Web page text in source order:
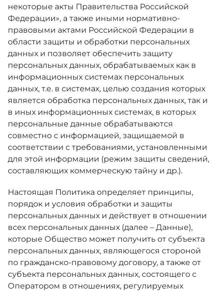
некоторые акты Правительства Российской
Федерации», а также иными нормативно-
правовыми актами Российской Федерации в
области защиты и обработки персональных
данных и позволяет обеспечить защиту
персональных данных, обрабатываемых как в
информационных системах персональных
данных, т.е. в системах, целью создания которых
является обработка персональных данных, так и
в иных информационных системах, в которых
персональные данные обрабатываются
совместно с информацией, защищаемой в
соответствии с требованиями, установленными
для этой информации (режим защиты сведений,
составляющих коммерческую тайну и др.).
Настоящая Политика определяет принципы,
порядок и условия обработки и защиты
персональных данных и действует в отношении
всех персональных данных (далее – Данные),
которые Общество может получить от субъекта
персональных данных, являющегося стороной
по гражданско-правовому договору, а также от
субъекта персональных данных, состоящего с
Оператором в отношениях, регулируемых